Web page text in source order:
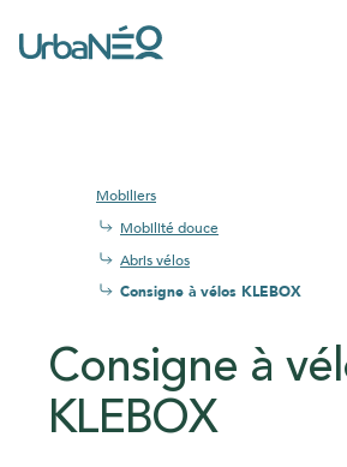
Mobiliers
Mobilité douce
Abris vélos
Consigne à vélos KLEBOX
Consigne à
KLEBOX